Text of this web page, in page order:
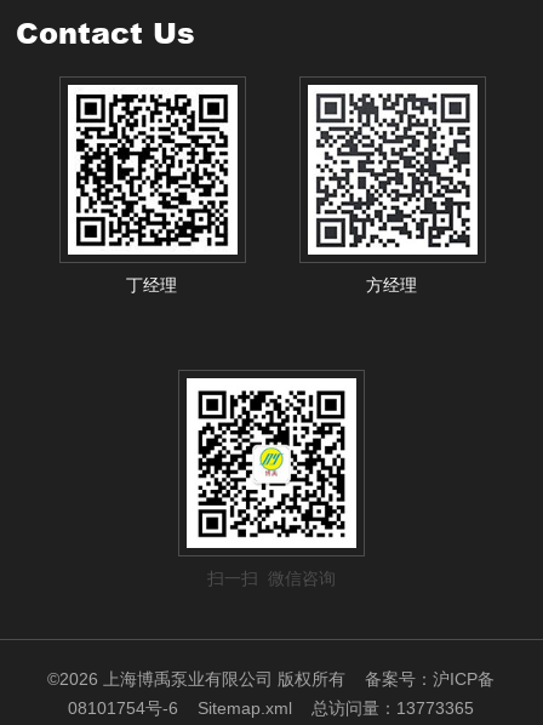
Contact Us
丁经理 方经理
扫一扫 微信咨询
©2026 上海博禹泵业有限公司 版权所有备案号：沪ICP备
08101754号-6
Sitemap.xml 总访问量：13773365